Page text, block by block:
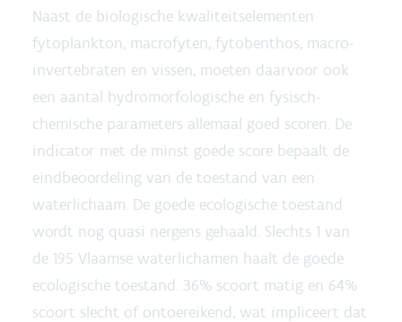
Naast de biologische kwaliteitselementen
fytoplankton, macrofyten, fytobenthos, macro-
invertebraten en vissen, moeten daarvoor ook
een aantal hydromorfologische en fysisch-
chemische parameters allemaal goed scoren. De
indicator met de minst goede score bepaalt de
eindbeoordeling van de toestand van een
waterlichaam. De goede ecologische toestand
wordt nog quasi nergens gehaald. Slechts 1 van
de 195 Vlaamse waterlichamen haalt de goede
ecologische toestand. 36% scoort matig en 64%
scoort slecht of ontoereikend, wat impliceert dat